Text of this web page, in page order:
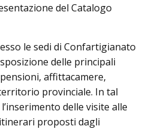
del Catalogo
le sedi di Confartigianato
delle principali
affittacamere,
provinciale. In tal
delle visite alle
proposti dagli